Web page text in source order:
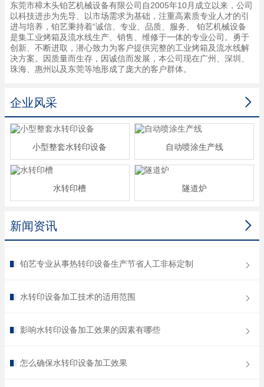
东莞市樟木头铂艺机械设备有限公司自2005年10月成立以来，公司
以科技进步为先导、以市场需求为基础，注重高素质专业人才的引
进与培养，铂艺秉持着“诚信、专业、品质、服务、 铂艺机械设备
是集工业烤箱及流水线生产、销售、维修于一体的专业公司。勇于
创新、不断进取，潜心致力为客户提供完整的工业烤箱及流水线解
决方案。因质量而生存，因诚信而发展，本公司现在广州、深圳、
珠海、惠州以及东莞等地形成了庞大的客户群体。

企业风采
小型整套水转印设备 自动喷涂生产线
水转印槽 隧道炉

新闻资讯
铂艺专业从事热转印设备生产节省人工非标定制
水转印设备加工技术的适用范围
影响水转印设备加工效果的因素有哪些
怎么确保水转印设备加工效果